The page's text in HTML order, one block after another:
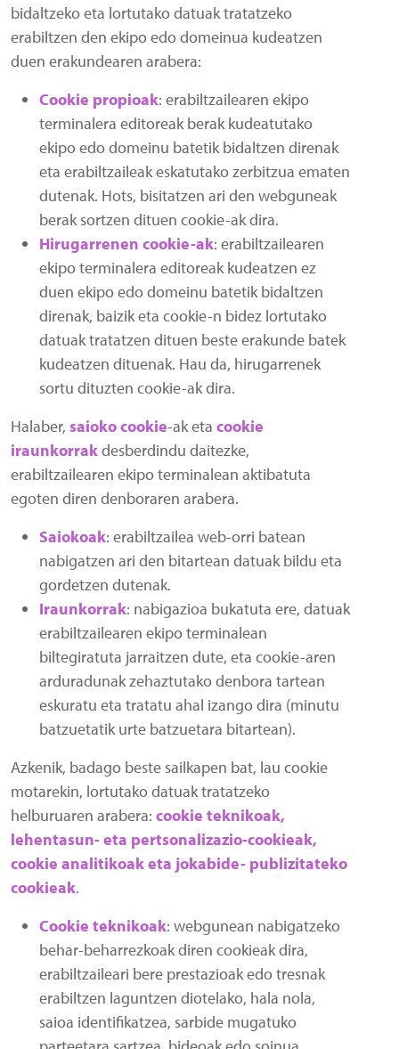
bidaltzeko eta lortutako datuak tratatzeko
erabiltzen den ekipo edo domeinua kudeatzen
duen erakundearen arabera:
Cookie propioak: erabiltzailearen ekipo
terminalera editoreak berak kudeatutako
ekipo edo domeinu batetik bidaltzen direnak
eta erabiltzaileak eskatutako zerbitzua ematen
dutenak. Hots, bisitatzen ari den webguneak
berak sortzen dituen cookie-ak dira.
Hirugarrenen cookie-ak: erabiltzailearen
ekipo terminalera editoreak kudeatzen ez
duen ekipo edo domeinu batetik bidaltzen
direnak, baizik eta cookie-n bidez lortutako
datuak tratatzen dituen beste erakunde batek
kudeatzen dituenak. Hau da, hirugarrenek
sortu dituzten cookie-ak dira.
Halaber, saioko cookie-ak eta cookie
iraunkorrakdesberdindu daitezke,
erabiltzailearen ekipo terminalean aktibatuta
egoten diren denboraren arabera.
Saiokoak: erabiltzailea web-orri batean
nabigatzen ari den bitartean datuak bildu eta
gordetzen dutenak.
Iraunkorrak: nabigazioa bukatuta ere, datuak
erabiltzailearen ekipo terminalean
biltegiratuta jarraitzen dute, eta cookie-aren
arduradunak zehaztutako denbora tartean
eskuratu eta tratatu ahal izango dira (minutu
batzuetatik urte batzuetara bitartean).
Azkenik, badago beste sailkapen bat, lau cookie
motarekin, lortutako datuak tratatzeko
helburuaren arabera: cookie teknikoak,
lehentasun- eta pertsonalizazio-cookieak,
cookie analitikoak eta jokabide- publizitateko
cookieak.
Cookie teknikoak: webgunean nabigatzeko
behar-beharrezkoak diren cookieak dira,
erabiltzaileari bere prestazioak edo tresnak
erabiltzen laguntzen diotelako, hala nola,
saioa identifikatzea, sarbide mugatuko